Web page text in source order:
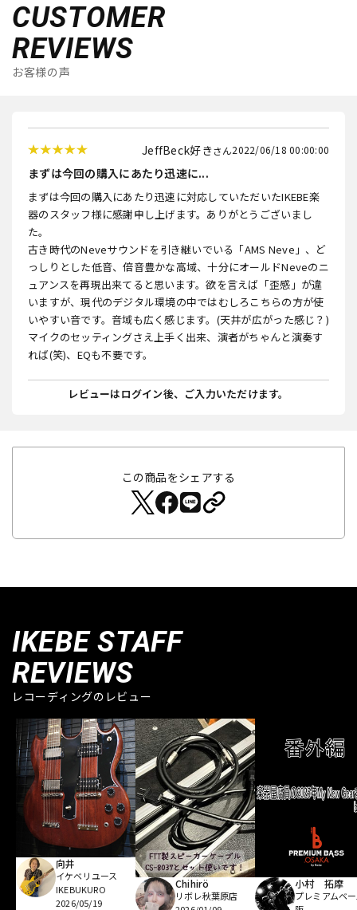
CUSTOMER
REVIEWS
お客様の声
JeffBeck好き 2022/06/18 00:00:00
まずは今回の購入にあたり迅速に...
まずは今回の購入にあたり迅速に対応していただいたIKEBE楽
器のスタッフ様に感謝申し上げます。ありがとうございまし
た。
古き時代のNeveサウンドを引き継いでいる「AMS Neve」、ど
っしりとした低音、倍音豊かな高域、十分にオールドNeveのニ
ュアンスを再現出来てると思います。欲を言えば「歪感」が違
いますが、現代のデジタル環境の中ではむしろこちらの方が使
いやすい音です。音域も広く感じます。(天井が広がった感じ？)
マイクのセッティングさえ上手く出来、演者がちゃんと演奏す
れば(笑)、EQも不要です。
レビューはログイン後、ご入力いただけます。
この商品をシェアする
IKEBE STAFF
REVIEWS
レコーディングのレビュー
向井
イケベリユース
IKEBUKURO
2026/05/19
Chihirö
リボレ秋葉原店
小村 拓摩
プレミアムベ